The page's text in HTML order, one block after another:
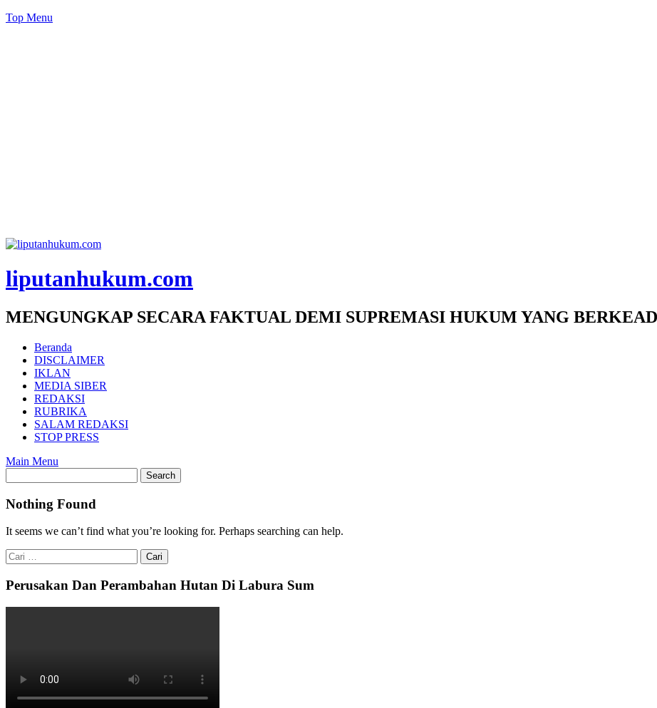
Top Menu
liputanhukum.com
MENGUNGKAP SECARA FAKTUAL DEMI SUPREMASI HUKUM YANG
Beranda
DISCLAIMER
IKLAN
MEDIA SIBER
REDAKSI
RUBRIKA
SALAM REDAKSI
STOP PRESS
Main Menu
Nothing Found
It seems we can’t find what you’re looking for. Perhaps searching can help.
Cari
untuk:
Perusakan Dan Perambahan Hutan Di Labura Sum